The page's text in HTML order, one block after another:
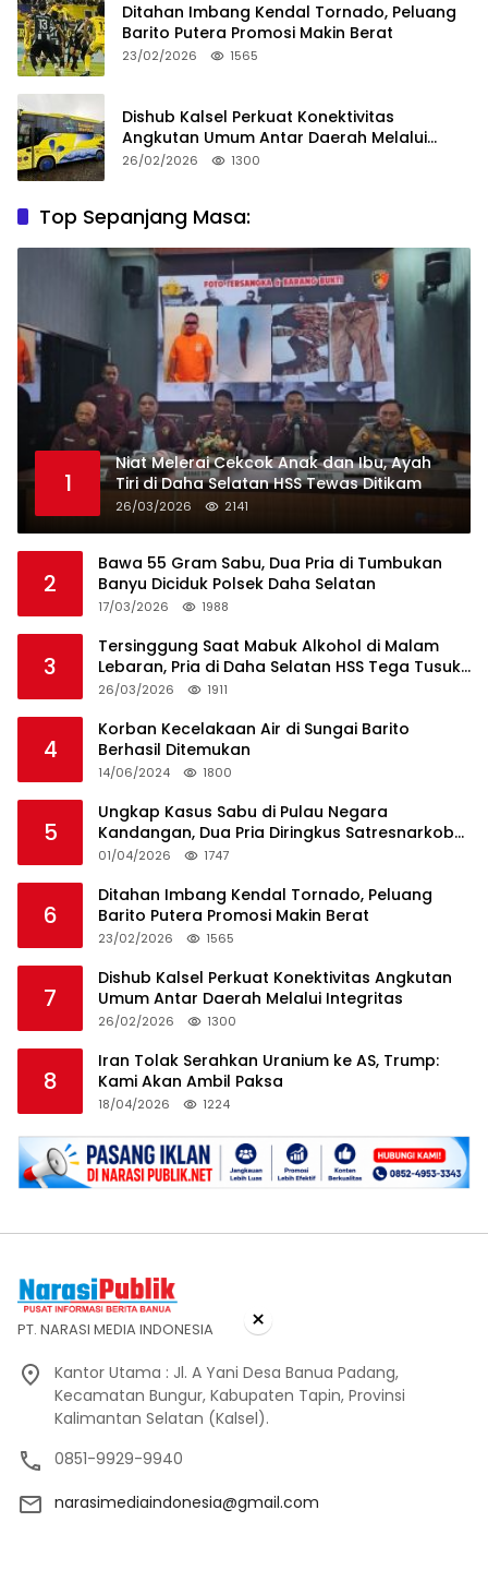
Ditahan Imbang Kendal Tornado, Peluang
Barito Putera Promosi Makin Berat
23/02/2026 1565
Dishub Kalsel Perkuat Konektivitas
Angkutan Umum Antar Daerah Melalui
Integritas
26/02/2026 1300
Top Sepanjang Masa:
1
Niat Melerai Cekcok Anak dan Ibu, Ayah
Tiri di Daha Selatan HSS Tewas Ditikam
26/03/2026 2141
2
Bawa 55 Gram Sabu, Dua Pria di Tumbukan
Banyu Diciduk Polsek Daha Selatan
17/03/2026 1988
3
Tersinggung Saat Mabuk Alkohol di Malam
Lebaran, Pria di Daha Selatan HSS Tega Tusuk
Teman Sendiri
26/03/2026 1911
4
Korban Kecelakaan Air di Sungai Barito
Berhasil Ditemukan
14/06/2024 1800
5
Ungkap Kasus Sabu di Pulau Negara
Kandangan, Dua Pria Diringkus Satresnarkoba
HSS
01/04/2026 1747
6
Ditahan Imbang Kendal Tornado, Peluang
Barito Putera Promosi Makin Berat
23/02/2026 1565
7
Dishub Kalsel Perkuat Konektivitas Angkutan
Umum Antar Daerah Melalui Integritas
26/02/2026 1300
8
Iran Tolak Serahkan Uranium ke AS, Trump:
Kami Akan Ambil Paksa
18/04/2026 1224
PT. NARASI MEDIA INDONESIA
Kantor Utama : Jl. A Yani Desa Banua Padang,
Kecamatan Bungur, Kabupaten Tapin, Provinsi
Kalimantan Selatan (Kalsel).
0851-9929-9940
narasimediaindonesia@gmail.com
×